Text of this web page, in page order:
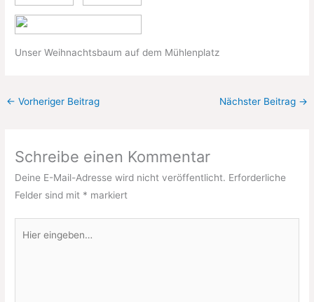
Unser Weihnachtsbaum auf dem Mühlenplatz
← Vorheriger Beitrag Nächster Beitrag →
Schreibe einen Kommentar
Deine E-Mail-Adresse wird nicht veröffentlicht. Erforderliche
Felder sind mit * markiert
eingeben…